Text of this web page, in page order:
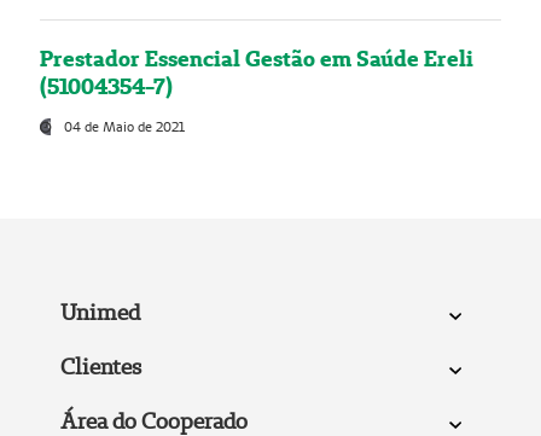
Prestador Essencial Gestão em Saúde Ereli
(51004354-7)
04 de Maio de 2021
Unimed
Clientes
Área do Cooperado